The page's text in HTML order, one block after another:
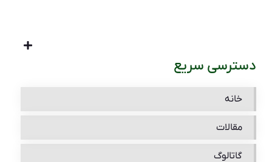
دسترسی سریع
خانه
مقالات
گاتالوگ